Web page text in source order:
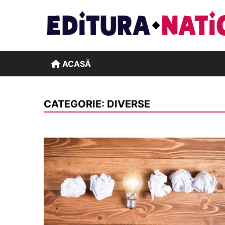
ACASĂ
CATEGORIE: DIVERSE